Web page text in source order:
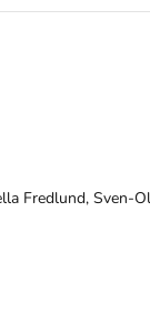
Fredlund, Sven-